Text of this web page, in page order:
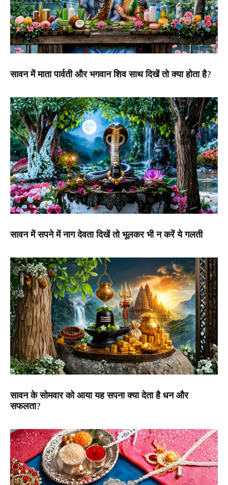
सावन में माता पार्वती और भगवान शिव साथ दिखें तो क्या होता है?
सावन में सपने में नाग देवता दिखें तो भूलकर भी न करें ये गलती
सावन के सोमवार को आया यह सपना क्या देता है धन और
सफलता?